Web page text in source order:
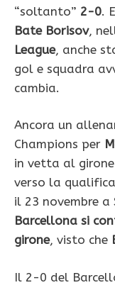
“soltanto” 2-0.
Bate Borisov,
League, anche
gol e squadra
cambia.
Ancora un
Champions per
in vetta al
verso la
il 23 novembre
Barcellona si
girone, visto che
Il 2-0 del